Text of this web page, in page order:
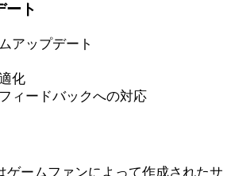
ート
アップデート
化
ィードバックへの対応
ゲームファンによって作成されたサ